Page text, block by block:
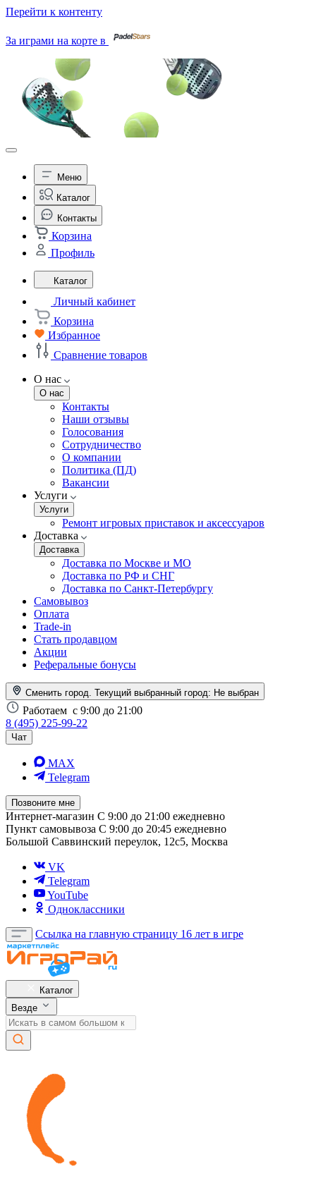
Перейти к контенту
За играми на корте в
Меню
Каталог
Контакты
Корзина
Профиль
Каталог
Личный кабинет
Корзина
Избранное
Сравнение товаров
О нас
О нас
Контакты
Наши отзывы
Голосования
Сотрудничество
О компании
Политика (ПД)
Вакансии
Услуги
Услуги
Ремонт игровых приставок и аксессуаров
Доставка
Доставка
Доставка по Москве и МО
Доставка по РФ и СНГ
Доставка по Санкт-Петербургу
Самовывоз
Оплата
Trade-in
Стать продавцом
Акции
Реферальные бонусы
Сменить город. Текущий выбранный город: Не выбран
Работаем с 9:00 до 21:00
8 (495) 225-99-22
Чат
MAX
Telegram
Позвоните мне
Интернет-магазин С 9:00 до 21:00 ежедневно
Пункт самовывоза С 9:00 до 20:45 ежедневно
Большой Саввинский переулок, 12с5, Москва
VK
Telegram
YouTube
Одноклассники
Ссылка на главную страницу 16 лет в игре
Каталог
Везде